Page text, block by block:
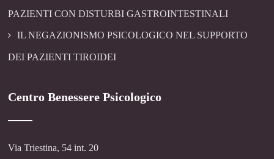
PAZIENTI CON DISTURBI GASTROINTESTINALI
IL NEGAZIONISMO PSICOLOGICO NEL SUPPORTO
DEI PAZIENTI TIROIDEI
Centro Benessere Psicologico
Via Triestina, 54 int. 20